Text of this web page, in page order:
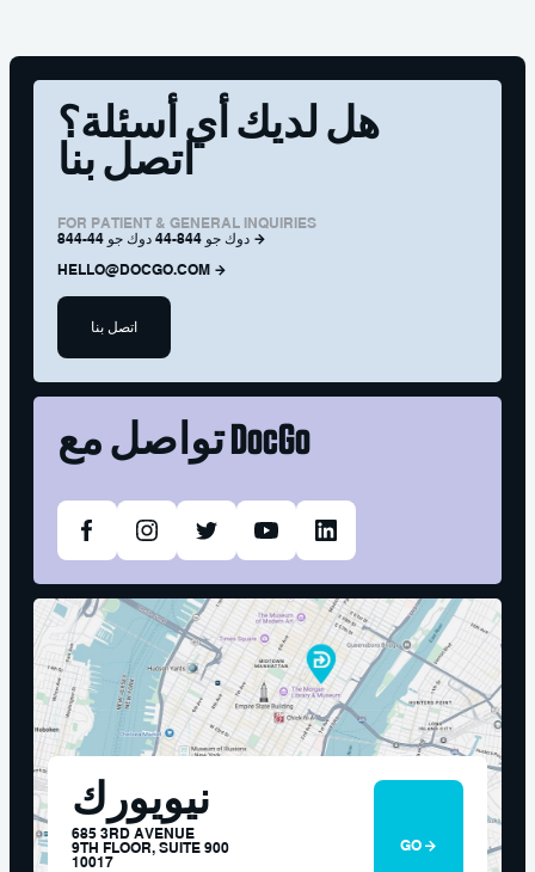
هل لديك أي أسئلة؟
اتصل بنا
FOR PATIENT & GENERAL INQUIRIES
844-44 دوك جو 844-44 دوك جو
HELLO@DOCGO.COM
اتصل بنا
تواصل معDocGo
نيويورك
685 3RD AVENUE
9TH FLOOR, SUITE 900
10017
GO